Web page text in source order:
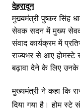
c
e
b
o
o
k
itt
er l
देहरादून
मुख्यमंत्री पुष्कर सिंह
सेवक सदन में मुख्य सेवक
संवाद कार्यक्रम में
राज्यभर से आए होमस्टे
बढ़ावा देने के लिए उनके
मुख्यमंत्री ने कहा कि
दिया गया है। होम